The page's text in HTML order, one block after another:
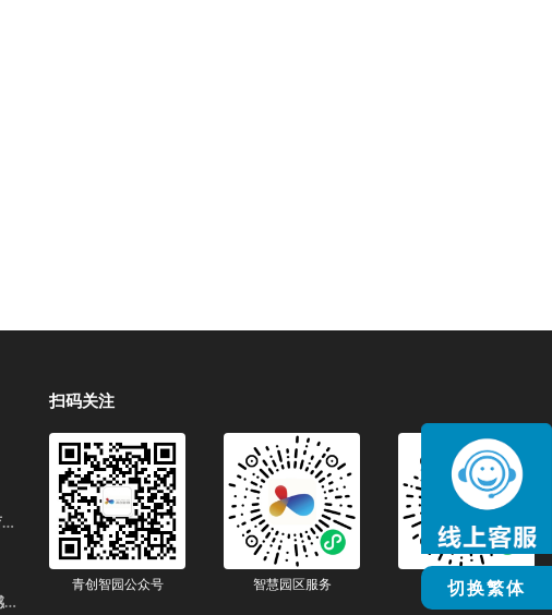
切换繁体
山海边的成长之约｜青创 x 徐悲鸿文化艺术空间 让美育照见更远的世界
深圳做规模企业别硬卷 CBD！青创园整层写字楼总部感拉满
扫码关注
青创智园公众号 智慧园区服务 智慧生活服务